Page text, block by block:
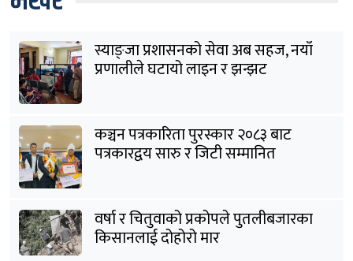
स्याङ्जा प्रशासनको सेवा अब सहज, नयाँ
प्रणालीले घटायो लाइन र झन्झट
कञ्चन पत्रकारिता पुरस्कार २०८३ बाट
पत्रकारद्वय सारु र जिटी सम्मानित
वर्षा र चितुवाको प्रकोपले पुतलीबजारका
किसानलाई दोहोरो मार